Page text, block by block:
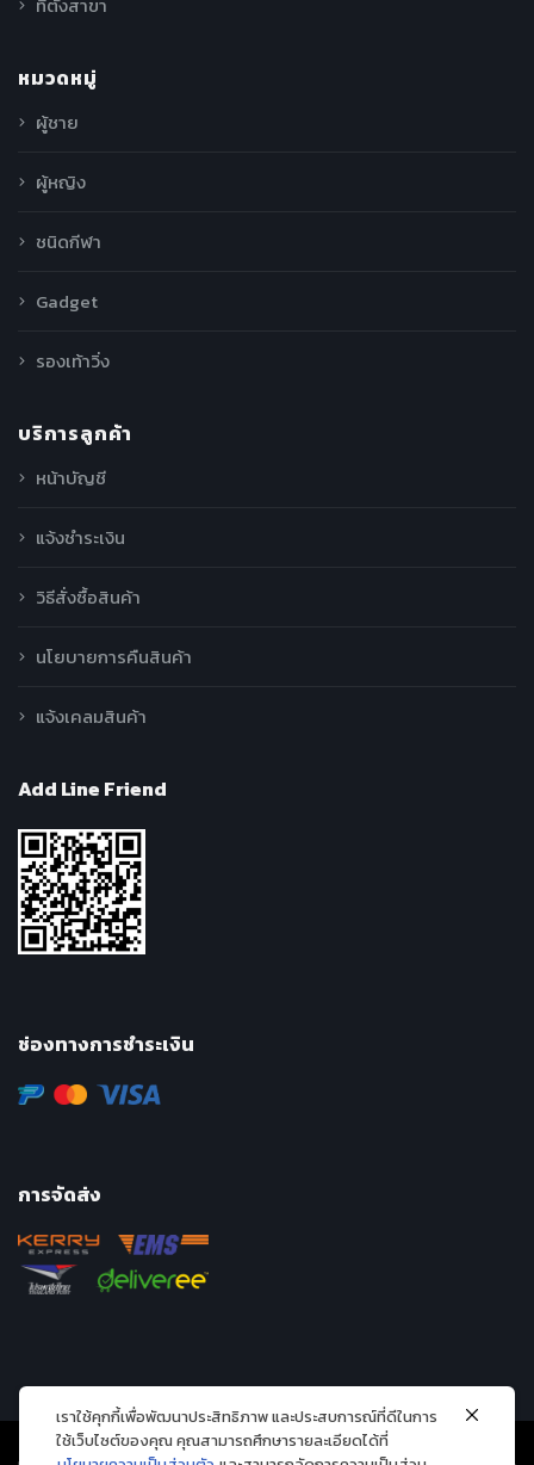
หมวดหมู่
ผู้ชาย
ผู้หญิง
ชนิดกีฬา
Gadget
รองเท้าวิ่ง
บริการลูกค้า
หน้าบัญชี
แจ้งชำระเงิน
วิธีสั่งซื้อสินค้า
นโยบายการคืนสินค้า
แจ้งเคลมสินค้า
Add Line Friend
ช่องทางการชำระเงิน
การจัดส่ง
เราใช้คุกกี้เพื่อพัฒนาประสิทธิภาพ และประสบการณ์ที่ดีในการ
ใช้เว็บไซต์ของคุณ คุณสามารถศึกษารายละเอียดได้ที่